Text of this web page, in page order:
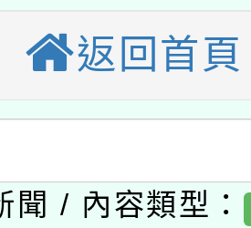
結果公告(無人
動共學行動站研
理115年度閱讀
動專業研習
能─人工智慧
素養講師名單
內容與教學軟
返回首頁
/ 內容類型：